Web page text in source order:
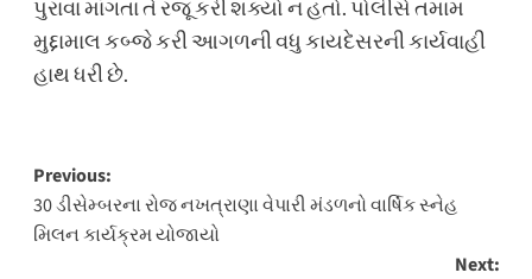
પુરાવા માંગતા તે રજૂ કરી શક્યો ન હતો. પોલીસે તમામ
મુદ્દામાલ કબ્જે કરી આગળની વધુ કાયદેસરની કાર્યવાહી
હાથ ધરી છે.
Post
navigation
Previous:
30 ડીસેમ્બરના રોજ નખત્રાણા વેપારી મંડળનો વાર્ષિક સ્નેહ
મિલન કાર્યક્રમ યોજાયો
Next: